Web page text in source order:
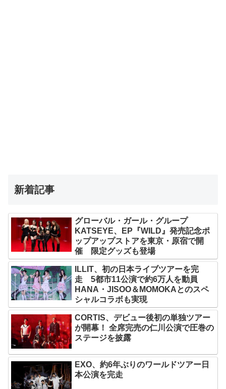
新着記事
グローバル・ガール・グループ
KATSEYE、EP『WILD』発売記念ポ
ップアップストアを東京・原宿で開
催 限定グッズも登場
ILLIT、初の日本ライブツアーを完
走 5都市11公演で約6万人を動員
HANA・JISOO＆MOMOKAとのスペ
シャルコラボも実現
CORTIS、デビュー後初の単独ツアー
が開幕！ 全席完売の仁川公演で圧巻の
ステージを披露
EXO、約6年ぶりのワールドツアー日
本公演を完走